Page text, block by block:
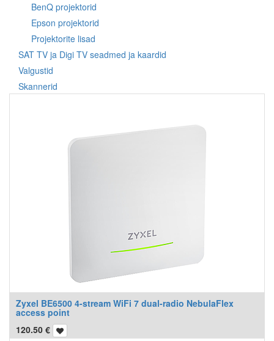
BenQ projektorid
Epson projektorid
Projektorite lisad
SAT TV ja Digi TV seadmed ja kaardid
Valgustid
Skannerid
Zyxel BE6500 4-stream WiFi 7 dual-radio NebulaFlex
access point
120.50 €